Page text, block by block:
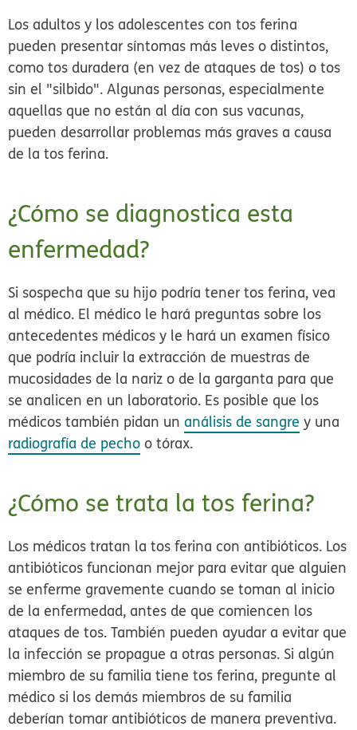
Los adultos y los adolescentes con tos ferina
pueden presentar síntomas más leves o distintos,
como tos duradera (en vez de ataques de tos) o tos
sin el "silbido". Algunas personas, especialmente
aquellas que no están al día con sus vacunas,
pueden desarrollar problemas más graves a causa
de la tos ferina.
¿Cómo se diagnostica esta
enfermedad?
Si sospecha que su hijo podría tener tos ferina, vea
al médico. El médico le hará preguntas sobre los
antecedentes médicos y le hará un examen físico
que podría incluir la extracción de muestras de
mucosidades de la nariz o de la garganta para que
se analicen en un laboratorio. Es posible que los
médicos también pidan unanálisis de sangre y una
radiografía de pecho o tórax.
¿Cómo se trata la tos ferina?
Los médicos tratan la tos ferina con antibióticos. Los
antibióticos funcionan mejor para evitar que alguien
se enferme gravemente cuando se toman al inicio
de la enfermedad, antes de que comiencen los
ataques de tos. También pueden ayudar a evitar que
la infección se propague a otras personas. Si algún
miembro de su familia tiene tos ferina, pregunte al
médico si los demás miembros de su familia
deberían tomar antibióticos de manera preventiva.